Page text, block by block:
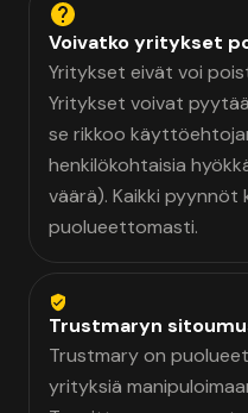
Voivatko yritykset
Yritykset eivät voi
Yritykset voivat
se rikkoo
henkilökohtaisia
väärä). Kaikki pyynnöt
puolueettomasti.
Trustmaryn
Trustmary on
yrityksiä